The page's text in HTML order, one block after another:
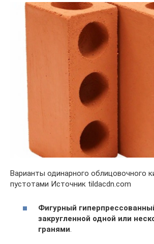
Варианты одинарного облицовочного
пустотами Источник tildacdn.com
Фигурный
закругленной одной или
гранями.